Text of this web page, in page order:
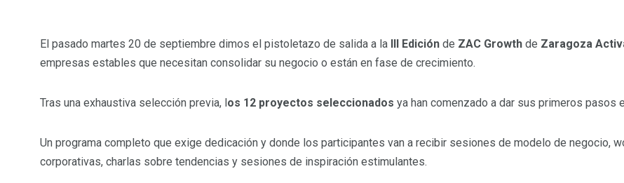
El pasado martes 20 de septiembre dimos el pistoletazo de salida a la III Edición de ZAC Growth de Zaragoza
empresas estables que necesitan consolidar su negocio o están en fase de crecimiento.
Tras una exhaustiva selección previa, los 12 proyectos seleccionados ya han comenzado a dar sus primeros pasos
Un programa completo que exige dedicación y donde los participantes van a recibir sesiones de modelo de negocio,
corporativas, charlas sobre tendencias y sesiones de inspiración estimulantes.